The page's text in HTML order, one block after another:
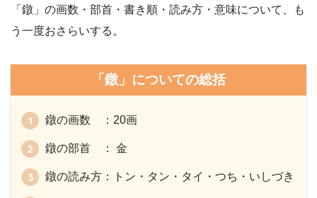
「鐓」の画数・部首・書き順・読み方・意味について、も
う一度おさらいする。
「鐓」についての総括
鐓の画数 ：20画
鐓の部首 ： 金
鐓の読み方：トン・タン・タイ・つち・いしづき